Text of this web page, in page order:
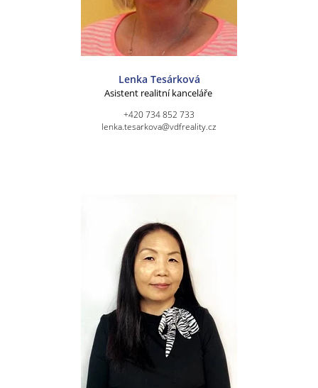
Lenka Tesárková
Asistent realitní kanceláře
+420 734 852 733
lenka.tesarkova@vdfreality.cz